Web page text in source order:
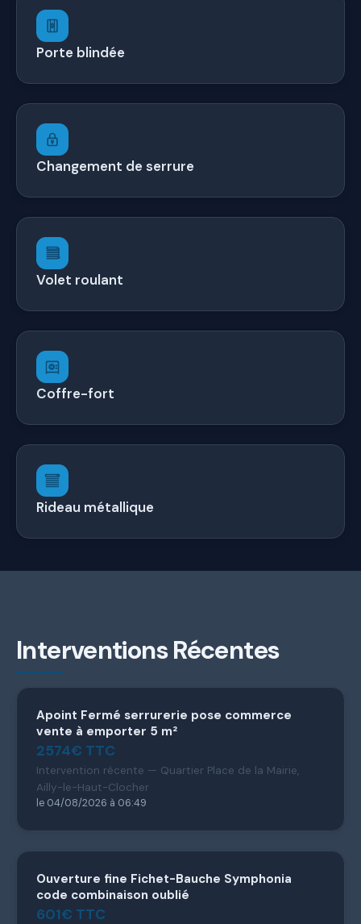
Porte blindée
Changement de serrure
Volet roulant
Coffre-fort
Rideau métallique
Interventions Récentes
Apoint Fermé serrurerie pose commerce
vente à emporter 5 m²
2574€ TTC
Intervention récente — Quartier Place de la Mairie,
Ailly-le-Haut-Clocher
le 04/08/2026 à 06:49
Ouverture fine Fichet-Bauche Symphonia
code combinaison oublié
601€ TTC